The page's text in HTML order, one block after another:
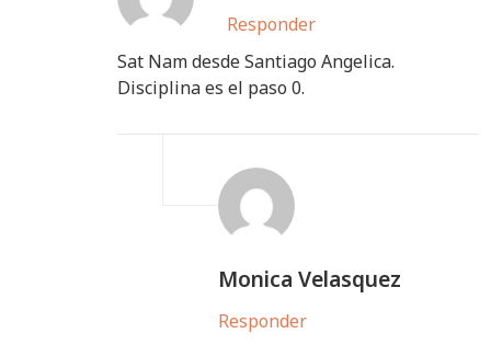
Responder
Sat Nam desde Santiago Angelica.
Disciplina es el paso 0.
Monica Velasquez
Responder